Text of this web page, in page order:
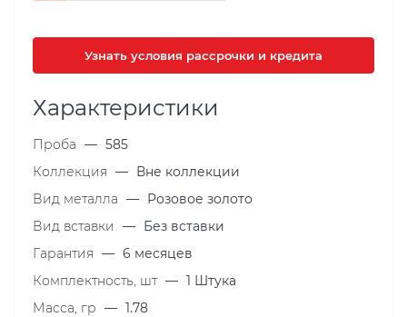
Узнать условия рассрочки и кредита
Характеристики
Проба — 585
Коллекция — Вне коллекции
Вид металла — Розовое золото
Вид вставки
— Без вставки
Гарантия — 6 месяцев
Комплектность, шт — 1 Штука
Масса, гр — 1.78